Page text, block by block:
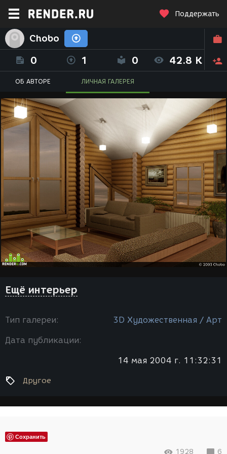
Поддержать
Chobo
0 1 0 42.8 K
ОБ АВТОРЕ ЛИЧНАЯ ГАЛЕРЕЯ
Ещё интерьер
Тип галереи: 3D Художественная / Арт
Дата публикации:
14 мая 2004 г. 11:32:31
Другое
Сохранить
1928 6